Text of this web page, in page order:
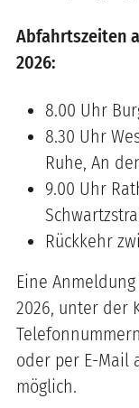
Abfahrtszeiten
2026:
8.00 Uhr
8.30 Uhr
Ruhe, An
9.00 Uhr
Rückkehr
Eine
2026, unter der
oder per E-Mail
möglich.